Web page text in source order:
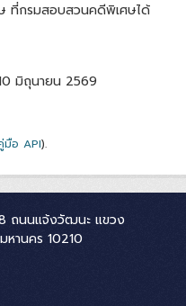
ที่กรมสอบสวนคดีพิเศษได้
มิถุนายน 2569
มือ API).
ถนนแจ้งวัฒนะ แขวง
านคร 10210